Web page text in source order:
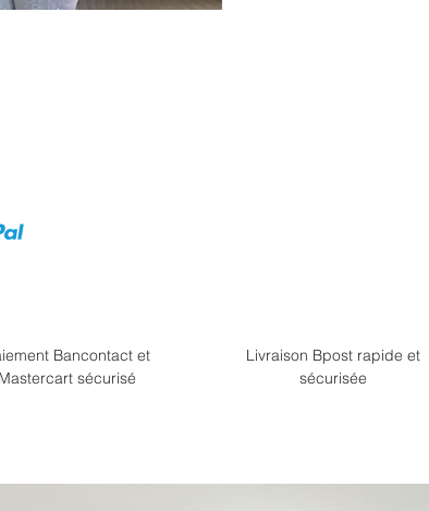
Bancontact et
Mastercart sécurisé
Livraison Bpost rapide et
sécurisée